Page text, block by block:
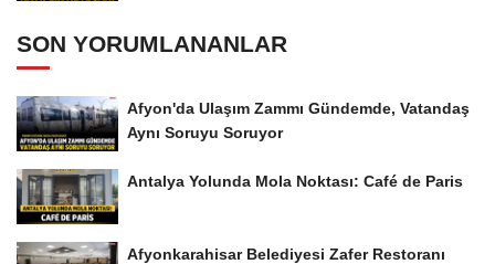
SON YORUMLANANLAR
Afyon'da Ulaşım Zammı Gündemde, Vatandaş
Aynı Soruyu Soruyor
Antalya Yolunda Mola Noktası: Café de Paris
Afyonkarahisar Belediyesi Zafer Restoranı